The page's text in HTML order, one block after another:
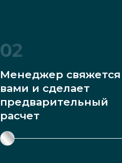
02
Менеджер свяжется
вами и сделает
предварительный
расчет